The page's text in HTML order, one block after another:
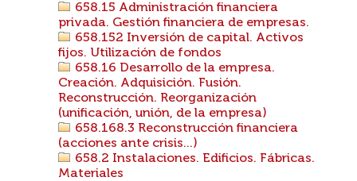
658.15 Administración financiera
privada. Gestión financiera de empresas.
658.152 Inversión de capital. Activos
fijos. Utilización de fondos
658.16 Desarrollo de la empresa.
Creación. Adquisición. Fusión.
Reconstrucción. Reorganización
(unificación, unión, de la empresa)
658.168.3 Reconstrucción financiera
(acciones ante crisis...)
658.2 Instalaciones. Edificios. Fábricas.
Materiales